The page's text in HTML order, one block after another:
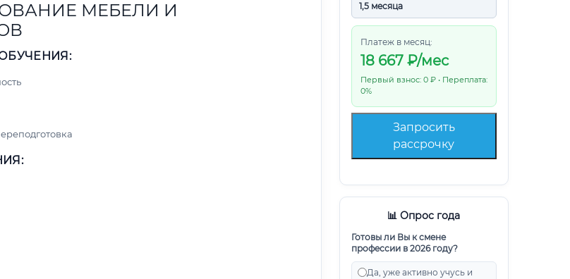
Платеж в месяц:
18 667₽/мес
Первый взнос: 0 ₽ • Переплата:
0%
Запросить
рассрочку
📊 Опрос года
Готовы ли Вы к смене
профессии в 2026 году?
Да, уже активно учусь и
МЕБЕЛИ И